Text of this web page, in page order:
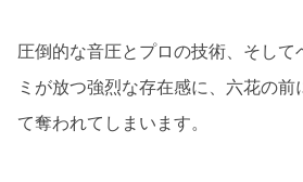
圧倒的な音圧とプロの技術、そし
ミが放つ強烈な存在感に、六花の
て奪われてしまいます。